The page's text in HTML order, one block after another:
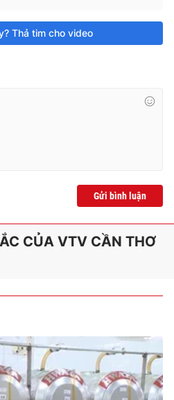
Thả tim cho video
Gửi bình luận
CỦA VTV CẦN THƠ